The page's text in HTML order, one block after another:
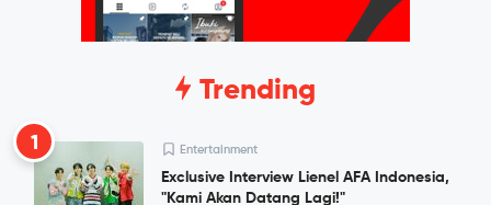
Trending
1 Entertainment
Exclusive Interview Lienel AFA Indonesia,
"Kami Akan Datang Lagi!"